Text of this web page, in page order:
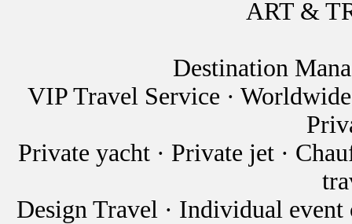
ART &
Destination
VIP Travel Service · Worldwide
Private yacht · Private jet ·
Design Travel · Individual event